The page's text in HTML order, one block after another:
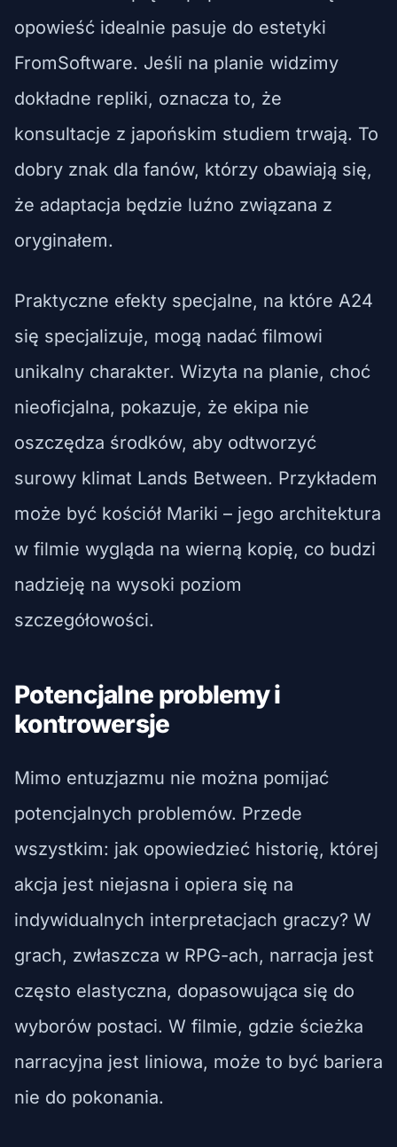
opowieść idealnie pasuje do estetyki
FromSoftware. Jeśli na planie widzimy
dokładne repliki, oznacza to, że
konsultacje z japońskim studiem trwają. To
dobry znak dla fanów, którzy obawiają się,
że adaptacja będzie luźno związana z
oryginałem.
Praktyczne efekty specjalne, na które A24
się specjalizuje, mogą nadać filmowi
unikalny charakter. Wizyta na planie, choć
nieoficjalna, pokazuje, że ekipa nie
oszczędza środków, aby odtworzyć
surowy klimat Lands Between. Przykładem
może być kościół Mariki – jego architektura
w filmie wygląda na wierną kopię, co budzi
nadzieję na wysoki poziom
szczegółowości.
Potencjalne problemy i
kontrowersje
Mimo entuzjazmu nie można pomijać
potencjalnych problemów. Przede
wszystkim: jak opowiedzieć historię, której
akcja jest niejasna i opiera się na
indywidualnych interpretacjach graczy? W
grach, zwłaszcza w RPG-ach, narracja jest
często elastyczna, dopasowująca się do
wyborów postaci. W filmie, gdzie ścieżka
narracyjna jest liniowa, może to być bariera
nie do pokonania.